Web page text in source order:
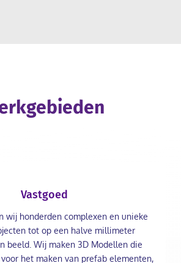
Vastgoed
wij honderden complexen en unieke
tot op een halve millimeter
beeld. Wij maken 3D Modellen die
het maken van prefab elementen,